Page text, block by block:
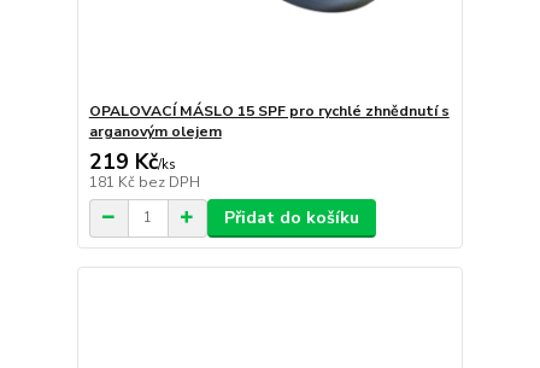
OPALOVACÍ MÁSLO 15 SPF pro rychlé zhnědnutí s
arganovým olejem
219 Kč/ks
181 Kč bez DPH
Přidat do košíku